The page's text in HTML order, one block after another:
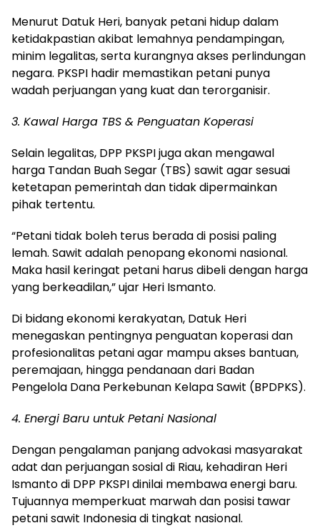
Menurut Datuk Heri, banyak petani hidup dalam
ketidakpastian akibat lemahnya pendampingan,
minim legalitas, serta kurangnya akses perlindungan
negara. PKSPI hadir memastikan petani punya
wadah perjuangan yang kuat dan terorganisir.
3. Kawal Harga TBS & Penguatan Koperasi
Selain legalitas, DPP PKSPI juga akan mengawal
harga Tandan Buah Segar (TBS) sawit agar sesuai
ketetapan pemerintah dan tidak dipermainkan
pihak tertentu.
“Petani tidak boleh terus berada di posisi paling
lemah. Sawit adalah penopang ekonomi nasional.
Maka hasil keringat petani harus dibeli dengan harga
yang berkeadilan,” ujar Heri Ismanto.
Di bidang ekonomi kerakyatan, Datuk Heri
menegaskan pentingnya penguatan koperasi dan
profesionalitas petani agar mampu akses bantuan,
peremajaan, hingga pendanaan dari Badan
Pengelola Dana Perkebunan Kelapa Sawit (BPDPKS).
4. Energi Baru untuk Petani Nasional
Dengan pengalaman panjang advokasi masyarakat
adat dan perjuangan sosial di Riau, kehadiran Heri
Ismanto di DPP PKSPI dinilai membawa energi baru.
Tujuannya memperkuat marwah dan posisi tawar
petani sawit Indonesia di tingkat nasional.